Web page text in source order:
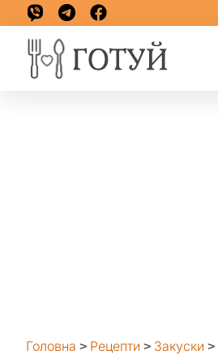
Головна > Рецепти > Закуски >